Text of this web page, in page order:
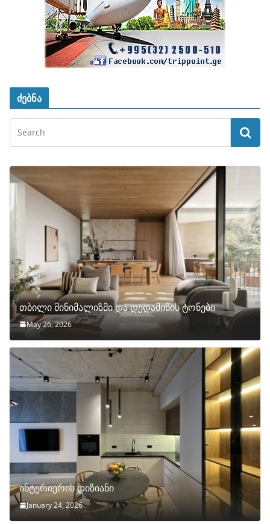
ძებნა
თბილი მინიმალიზმი და დედამიწის ტონები
May 26, 2026
ინტერიერის დიზიანი
January 24, 2026